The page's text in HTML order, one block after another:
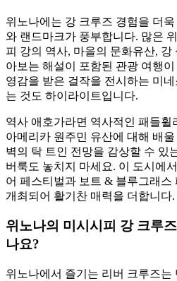
위노나에는 강 크루즈 경험을 더
와 랜드마크가 풍부합니다. 많은
피 강의 역사, 마을의 문화유산,
아보는 해설이 포함된 관광 여행
영감을 받은 걸작을 전시하는 미
는 것도 하이라이트입니다.
역사 애호가라면 역사적인 패들휠
아메리카 원주민 유산에 대해 배
벽의 탁 트인 전망을 감상할 수 있
버룩도 놓치지 마세요. 이 도시에
어 페스티벌과 보트 & 블루그래스
개최되어 활기찬 매력을 더합니다.
위노나의 미시시피 강 크루
나요?
위노나에서 즐기는 리버 크루즈는